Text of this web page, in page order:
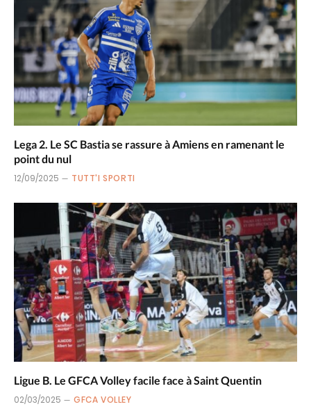
Lega 2. Le SC Bastia se rassure à Amiens en ramenant le
point du nul
12/09/2025 TUTT'I SPORTI
Ligue B. Le GFCA Volley facile face à Saint Quentin
02/03/2025 GFCA VOLLEY